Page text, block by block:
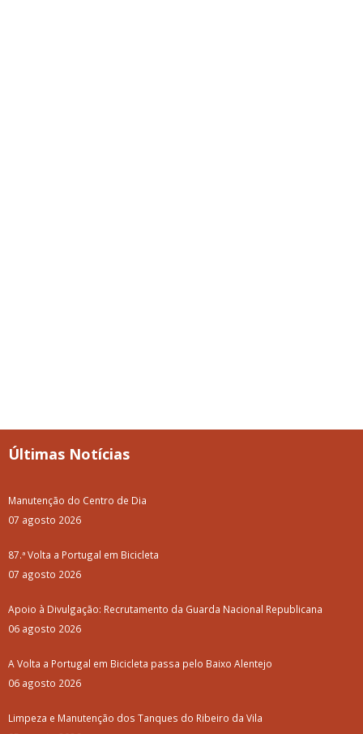
Últimas Notícias
Manutenção do Centro de Dia
07 agosto 2026
87.ª Volta a Portugal em Bicicleta
07 agosto 2026
Apoio à Divulgação: Recrutamento da Guarda Nacional Republicana
06 agosto 2026
A Volta a Portugal em Bicicleta passa pelo Baixo Alentejo
06 agosto 2026
Limpeza e Manutenção dos Tanques do Ribeiro da Vila